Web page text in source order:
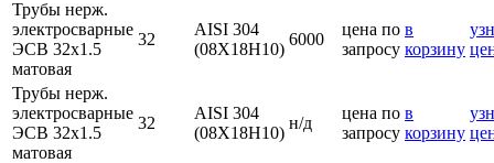
Трубы нерж.
электросварные
ЭСВ 32х1.5
матовая
32
AISI 304
(08Х18Н10)
6000
цена по
запросу
в
корзину
Трубы нерж.
электросварные
ЭСВ 32х1.5
матовая
32
AISI 304
(08Х18Н10)
н/д
цена по
запросу
в
корзину